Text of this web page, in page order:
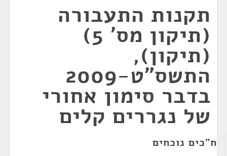
תקנות התעבורה
(תיקון מס' 5)
(תיקון),
התשס"ט-2009
בדבר סימון אחורי
של נגררים קלים
ח"כים נוכחים